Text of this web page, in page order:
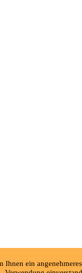
Ihnen ein